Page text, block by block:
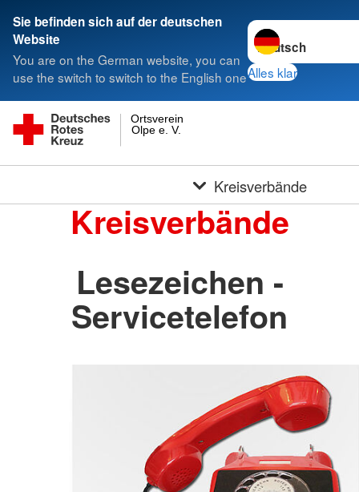
Sie befinden sich auf der deutschen
Website
You are on the German website, you can
use the switch to switch to the English one
Sprache wechseln
Alles klar
Olpe e. V.
Ortsverein
Kreisverbände
Kreisverbände
Lesezeichen -
Servicetelefon